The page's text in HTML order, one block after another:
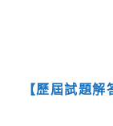
【歷屆試題